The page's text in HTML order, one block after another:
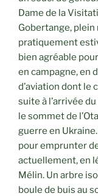
Dame de la
Gobertange, plein
pratiquement
bien agréable
en campagne, en
d’aviation dont le
suite à l’arrivée
le sommet de
guerre en
pour emprunter
actuellement, en
Mélin. Un arbre
boule de buis au